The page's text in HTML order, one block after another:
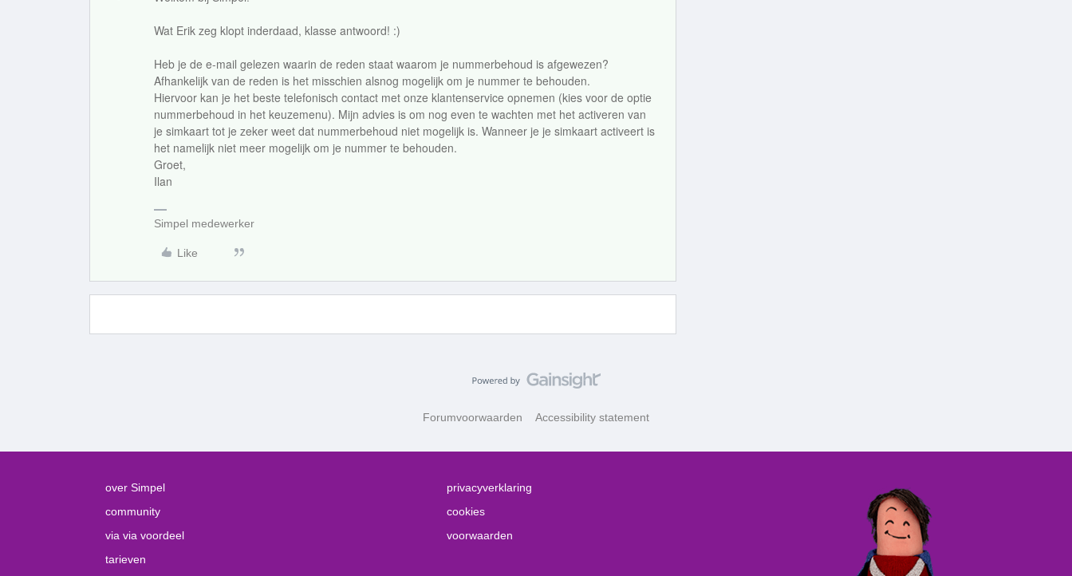
Wat Erik zeg klopt inderdaad, klasse antwoord! :)
Heb je de e-mail gelezen waarin de reden staat waarom je nummerbehoud is afgewezen?
Afhankelijk van de reden is het misschien alsnog mogelijk om je nummer te behouden.
Hiervoor kan je het beste telefonisch contact met onze klantenservice opnemen (kies voor de optie
nummerbehoud in het keuzemenu). Mijn advies is om nog even te wachten met het activeren van
je simkaart tot je zeker weet dat nummerbehoud niet mogelijk is. Wanneer je je simkaart activeert is
het namelijk niet meer mogelijk om je nummer te behouden.
Groet,
Ilan
Simpel medewerker
Like
Forumvoorwaarden Accessibility statement
over Simpel
community
via via voordeel
tarieven
privacyverklaring
cookies
voorwaarden